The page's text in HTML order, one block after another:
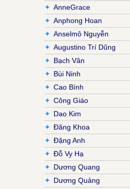
✦ AnneGrace
✦ Anphong Hoan
✦ Anselmô Nguyễn
✦ Augustino Trí Dũng
✦ Bạch Vân
✦ Bùi Ninh
✦ Cao Bính
✦ Công Giáo
✦ Dao Kim
✦ Đăng Khoa
✦ Đặng Anh
✦ Đỗ Vy Hạ
✦ Dương Quang
✦ Dương Quảng